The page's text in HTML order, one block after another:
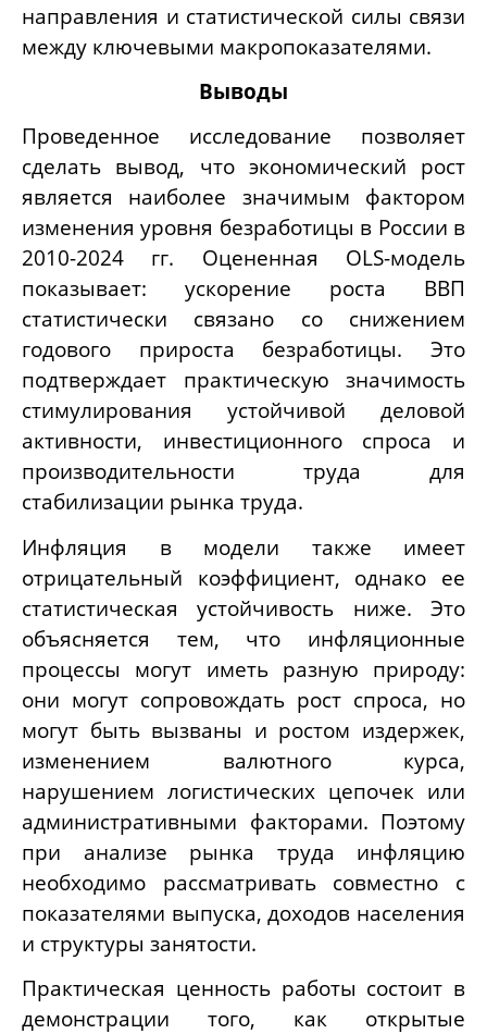
направления и статистической силы связи
между ключевыми макропоказателями.
Выводы
Проведенное исследование позволяет
сделать вывод, что экономический рост
является наиболее значимым фактором
изменения уровня безработицы в России в
2010-2024 гг. Оцененная OLS-модель
показывает: ускорение роста ВВП
статистически связано со снижением
годового прироста безработицы. Это
подтверждает практическую значимость
стимулирования устойчивой деловой
активности, инвестиционного спроса и
производительности труда для
стабилизации рынка труда.
Инфляция в модели также имеет
отрицательный коэффициент, однако ее
статистическая устойчивость ниже. Это
объясняется тем, что инфляционные
процессы могут иметь разную природу:
они могут сопровождать рост спроса, но
могут быть вызваны и ростом издержек,
изменением валютного курса,
нарушением логистических цепочек или
административными факторами. Поэтому
при анализе рынка труда инфляцию
необходимо рассматривать совместно с
показателями выпуска, доходов населения
и структуры занятости.
Практическая ценность работы состоит в
демонстрации того, как открытые